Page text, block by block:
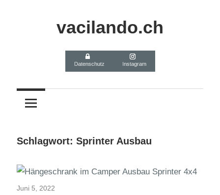
vacilando.ch
Datenschutz Instagram
Schlagwort: Sprinter Ausbau
Juni 5, 2022